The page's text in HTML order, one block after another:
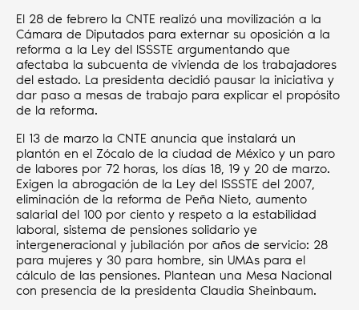
El 28 de febrero la CNTE realizó una movilización a la
Cámara de Diputados para externar su oposición a la
reforma a la Ley del ISSSTE argumentando que
afectaba la subcuenta de vivienda de los trabajadores
del estado. La presidenta decidió pausar la iniciativa y
dar paso a mesas de trabajo para explicar el propósito
de la reforma.
El 13 de marzo la CNTE anuncia que instalará un
plantón en el Zócalo de la ciudad de México y un paro
de labores por 72 horas, los días 18, 19 y 20 de marzo.
Exigen la abrogación de la Ley del ISSSTE del 2007,
eliminación de la reforma de Peña Nieto, aumento
salarial del 100 por ciento y respeto a la estabilidad
laboral, sistema de pensiones solidario ye
intergeneracional y jubilación por años de servicio: 28
para mujeres y 30 para hombre, sin UMAs para el
cálculo de las pensiones. Plantean una Mesa Nacional
con presencia de la presidenta Claudia Sheinbaum.